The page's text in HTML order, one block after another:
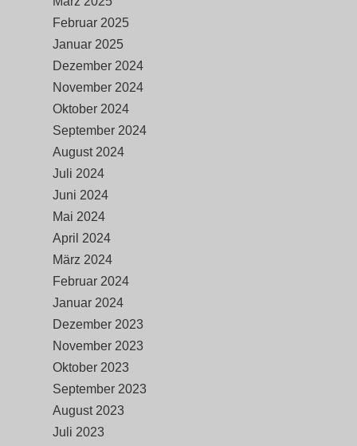
Februar 2025
Januar 2025
Dezember 2024
November 2024
Oktober 2024
September 2024
August 2024
Juli 2024
Juni 2024
Mai 2024
April 2024
März 2024
Februar 2024
Januar 2024
Dezember 2023
November 2023
Oktober 2023
September 2023
August 2023
Juli 2023